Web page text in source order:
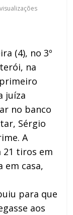
(4), no 3º
na
juíza
no banco
Sérgio
A
21 tiros em
em casa,
para que
aos